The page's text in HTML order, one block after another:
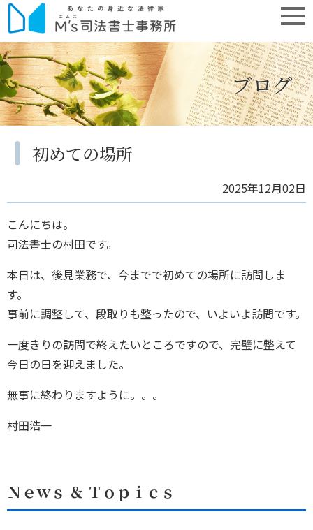
ブログ
初めての場所
2025年12月02日
こんにちは。
司法書士の村田です。
本日は、後見業務で、今までで初めての場所に訪問しま
す。
事前に調整して、段取りも整ったので、いよいよ訪問です。
一度きりの訪問で終えたいところですので、完璧に整えて
今日の日を迎えました。
無事に終わりますように。。。
村田浩一
Ｎｅｗｓ ＆ Ｔｏｐｉｃｓ